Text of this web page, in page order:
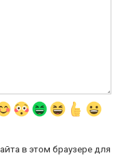
в этом браузере для